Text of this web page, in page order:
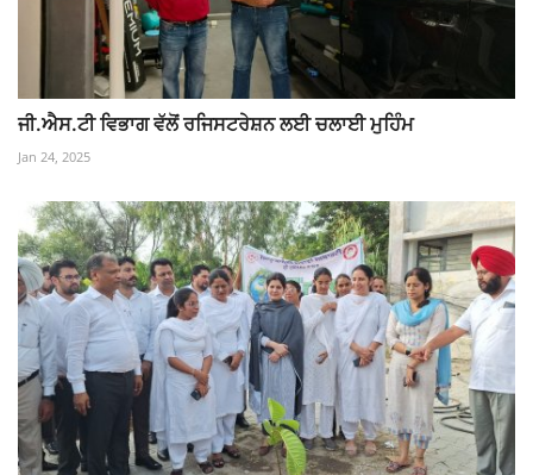
ਜੀ.ਐਸ.ਟੀ ਵਿਭਾਗ ਵੱਲੋਂ ਰਜਿਸਟਰੇਸ਼ਨ ਲਈ ਚਲਾਈ ਮੁਹਿੰਮ
Jan 24, 2025